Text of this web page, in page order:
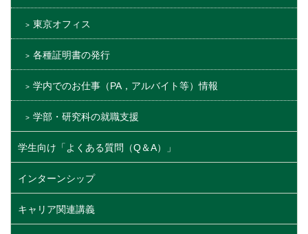
東京オフィス
各種証明書の発行
学内でのお仕事（PA，アルバイト等）情報
学部・研究科の就職支援
学生向け「よくある質問（Q＆A）」
インターンシップ
キャリア関連講義